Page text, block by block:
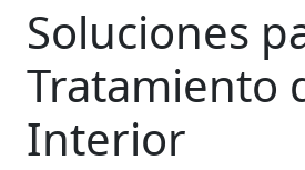
Soluciones
Tratamiento
Interior